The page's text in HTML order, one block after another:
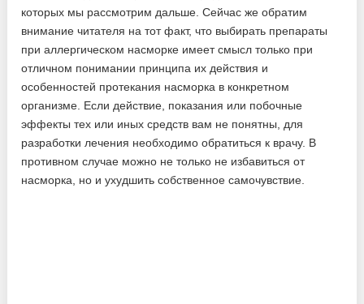
которых мы рассмотрим дальше. Сейчас же обратим
внимание читателя на тот факт, что выбирать препараты
при аллергическом насморке имеет смысл только при
отличном понимании принципа их действия и
особенностей протекания насморка в конкретном
организме. Если действие, показания или побочные
эффекты тех или иных средств вам не понятны, для
разработки лечения необходимо обратиться к врачу. В
противном случае можно не только не избавиться от
насморка, но и ухудшить собственное самочувствие.